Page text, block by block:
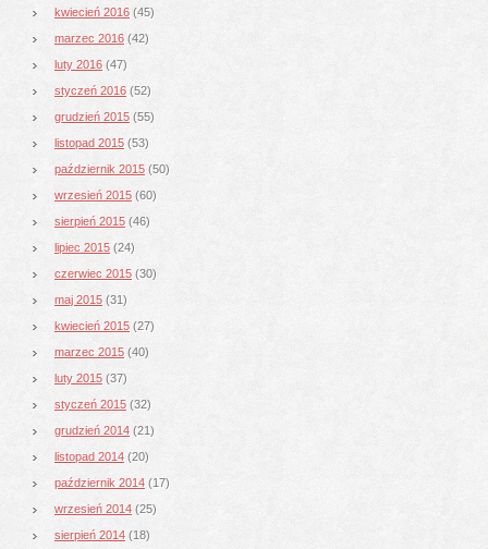
kwiecień 2016 (45)
marzec 2016 (42)
luty 2016 (47)
styczeń 2016 (52)
grudzień 2015 (55)
listopad 2015 (53)
październik 2015 (50)
wrzesień 2015 (60)
sierpień 2015 (46)
lipiec 2015 (24)
czerwiec 2015 (30)
maj 2015 (31)
kwiecień 2015 (27)
marzec 2015 (40)
luty 2015 (37)
styczeń 2015 (32)
grudzień 2014 (21)
listopad 2014 (20)
październik 2014 (17)
wrzesień 2014 (25)
sierpień 2014 (18)